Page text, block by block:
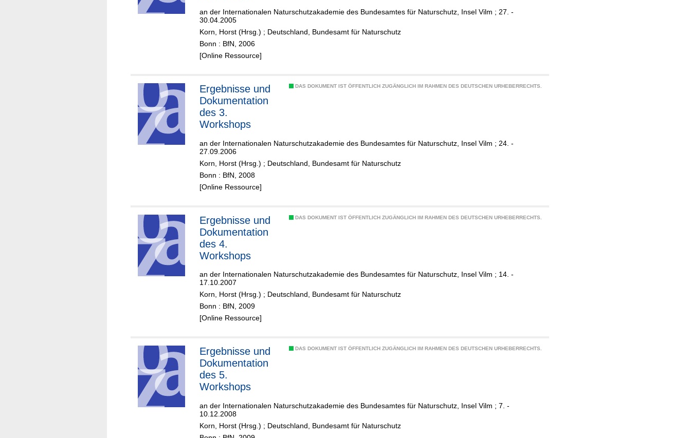
an der Internationalen Naturschutzakademie des Bundesamtes für Naturschutz, Insel Vilm ; 27. -
30.04.2005
Korn, Horst (Hrsg.) ; Deutschland, Bundesamt für Naturschutz
Bonn : BfN, 2006
[Online Ressource]
DAS DOKUMENT IST ÖFFENTLICH ZUGÄNGLICH IM RAHMEN DES DEUTSCHEN URHEBERRECHTS.
Ergebnisse und
Dokumentation
des 3.
Workshops
an der Internationalen Naturschutzakademie des Bundesamtes für Naturschutz, Insel Vilm ; 24. -
27.09.2006
Korn, Horst (Hrsg.) ; Deutschland, Bundesamt für Naturschutz
Bonn : BfN, 2008
[Online Ressource]
DAS DOKUMENT IST ÖFFENTLICH ZUGÄNGLICH IM RAHMEN DES DEUTSCHEN URHEBERRECHTS.
Ergebnisse und
Dokumentation
des 4.
Workshops
an der Internationalen Naturschutzakademie des Bundesamtes für Naturschutz, Insel Vilm ; 14. -
17.10.2007
Korn, Horst (Hrsg.) ; Deutschland, Bundesamt für Naturschutz
Bonn : BfN, 2009
[Online Ressource]
DAS DOKUMENT IST ÖFFENTLICH ZUGÄNGLICH IM RAHMEN DES DEUTSCHEN URHEBERRECHTS.
Ergebnisse und
Dokumentation
des 5.
Workshops
an der Internationalen Naturschutzakademie des Bundesamtes für Naturschutz, Insel Vilm ; 7. -
10.12.2008
Korn, Horst (Hrsg.) ; Deutschland, Bundesamt für Naturschutz